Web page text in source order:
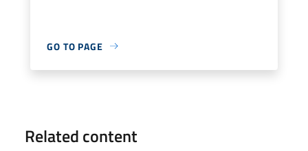
GO TO PAGE
Related content